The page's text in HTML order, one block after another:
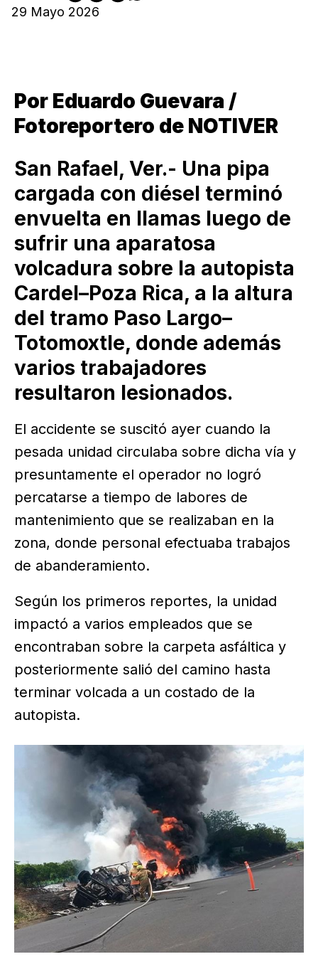
29 Mayo 2026
Por Eduardo Guevara /
Fotoreportero de NOTIVER
San Rafael, Ver.- Una pipa
cargada con diésel terminó
envuelta en llamas luego de
sufrir una aparatosa
volcadura sobre la autopista
Cardel–Poza Rica, a la altura
del tramo Paso Largo–
Totomoxtle, donde además
varios trabajadores
resultaron lesionados.
El accidente se suscitó ayer cuando la
pesada unidad circulaba sobre dicha vía y
presuntamente el operador no logró
percatarse a tiempo de labores de
mantenimiento que se realizaban en la
zona, donde personal efectuaba trabajos
de abanderamiento.
Según los primeros reportes, la unidad
impactó a varios empleados que se
encontraban sobre la carpeta asfáltica y
posteriormente salió del camino hasta
terminar volcada a un costado de la
autopista.